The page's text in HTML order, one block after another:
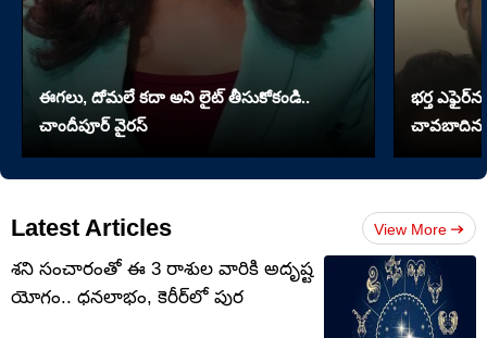
ఈగలు, దోమలే కదా అని లైట్ తీసుకోకండి..
చాందీపూర్ వైరస్
భర్త
చావబాదిన
Latest Articles View More
శని సంచారంతో ఈ 3 రాశుల వారికి అదృష్ట
యోగం.. ధనలాభం, కెరీర్‌లో పుర